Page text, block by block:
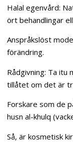
Halal egenvård:
ört behandlingar
Anspråkslöst
förändring.
Rådgivning: Ta itu
tillåtet om det är
Forskare som de
husn al-khulq
Så, är kosmetisk